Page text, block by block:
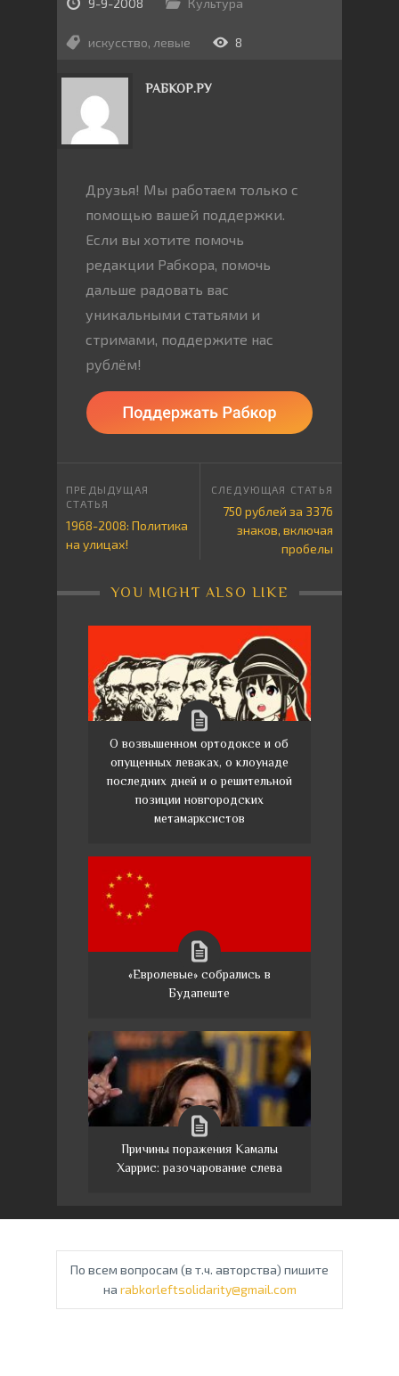
9-9-2008 Культура
искусство, левые 8
РАБКОР.РУ
Друзья! Мы работаем только с
помощью вашей поддержки.
Если вы хотите помочь
редакции Рабкора, помочь
дальше радовать вас
уникальными статьями и
стримами, поддержите нас
рублём!
1968-2008: Политика
на улицах!
750 рублей за 3376
знаков, включая
пробелы
YOU MIGHT ALSO LIKE
О возвышенном ортодоксе и об
опущенных леваках, о клоунаде
последних дней и о решительной
позиции новгородских
метамарксистов
«Евролевые» собрались в
Будапеште
Причины поражения Камалы
Харрис: разочарование слева
По всем вопросам (в т.ч. авторства) пишите
на rabkorleftsolidarity@gmail.com